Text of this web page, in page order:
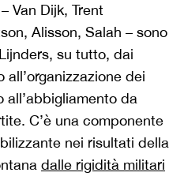
Van Dijk, Trent
Alisson, Salah – sono
su tutto, dai
dei
all’abbigliamento da
C’è una componente
nei risultati della
dalle rigidità militari